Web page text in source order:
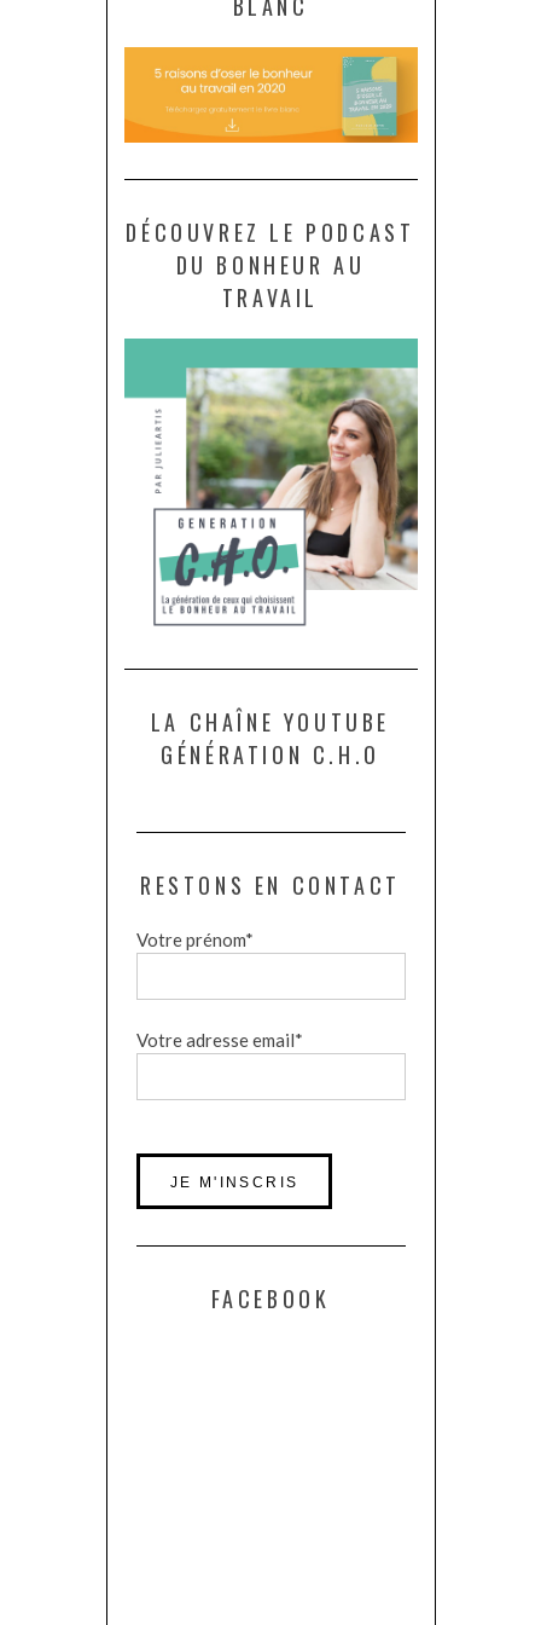
BLANC
DÉCOUVREZ LE PODCAST
DU BONHEUR AU
TRAVAIL
LA CHAÎNE YOUTUBE
GÉNÉRATION C.H.O
RESTONS EN CONTACT
Votre prénom*
Votre adresse email*
FACEBOOK